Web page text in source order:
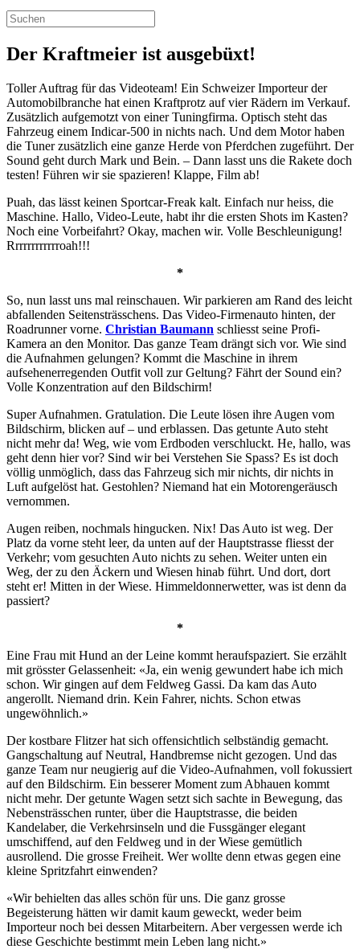
Der Kraftmeier ist ausgebüxt!
Toller Auftrag für das Videoteam! Ein Schweizer Importeur der
Automobilbranche hat einen Kraftprotz auf vier Rädern im Verkauf.
Zusätzlich aufgemotzt von einer Tuningfirma. Optisch steht das
Fahrzeug einem Indicar-500 in nichts nach. Und dem Motor haben
die Tuner zusätzlich eine ganze Herde von Pferdchen zugeführt. Der
Sound geht durch Mark und Bein. – Dann lasst uns die Rakete doch
testen! Führen wir sie spazieren! Klappe, Film ab!
Puah, das lässt keinen Sportcar-Freak kalt. Einfach nur heiss, die
Maschine. Hallo, Video-Leute, habt ihr die ersten Shots im Kasten?
Noch eine Vorbeifahrt? Okay, machen wir. Volle Beschleunigung!
Rrrrrrrrrrrroah!!!
*
So, nun lasst uns mal reinschauen. Wir parkieren am Rand des leicht
abfallenden Seitensträsschens. Das Video-Firmenauto hinten, der
Roadrunner vorne. Christian Baumann schliesst seine Profi-
Kamera an den Monitor. Das ganze Team drängt sich vor. Wie sind
die Aufnahmen gelungen? Kommt die Maschine in ihrem
aufsehenerregenden Outfit voll zur Geltung? Fährt der Sound ein?
Volle Konzentration auf den Bildschirm!
Super Aufnahmen. Gratulation. Die Leute lösen ihre Augen vom
Bildschirm, blicken auf – und erblassen. Das getunte Auto steht
nicht mehr da! Weg, wie vom Erdboden verschluckt. He, hallo, was
geht denn hier vor? Sind wir bei Verstehen Sie Spass? Es ist doch
völlig unmöglich, dass das Fahrzeug sich mir nichts, dir nichts in
Luft aufgelöst hat. Gestohlen? Niemand hat ein Motorengeräusch
vernommen.
Augen reiben, nochmals hingucken. Nix! Das Auto ist weg. Der
Platz da vorne steht leer, da unten auf der Hauptstrasse fliesst der
Verkehr; vom gesuchten Auto nichts zu sehen. Weiter unten ein
Weg, der zu den Äckern und Wiesen hinab führt. Und dort, dort
steht er! Mitten in der Wiese. Himmeldonnerwetter, was ist denn da
passiert?
*
Eine Frau mit Hund an der Leine kommt heraufspaziert. Sie erzählt
mit grösster Gelassenheit: «Ja, ein wenig gewundert habe ich mich
schon. Wir gingen auf dem Feldweg Gassi. Da kam das Auto
angerollt. Niemand drin. Kein Fahrer, nichts. Schon etwas
ungewöhnlich.»
Der kostbare Flitzer hat sich offensichtlich selbständig gemacht.
Gangschaltung auf Neutral, Handbremse nicht gezogen. Und das
ganze Team nur neugierig auf die Video-Aufnahmen, voll fokussiert
auf den Bildschirm. Ein besserer Moment zum Abhauen kommt
nicht mehr. Der getunte Wagen setzt sich sachte in Bewegung, das
Nebensträsschen runter, über die Hauptstrasse, die beiden
Kandelaber, die Verkehrsinseln und die Fussgänger elegant
umschiffend, auf den Feldweg und in der Wiese gemütlich
ausrollend. Die grosse Freiheit. Wer wollte denn etwas gegen eine
kleine Spritzfahrt einwenden?
«Wir behielten das alles schön für uns. Die ganz grosse
Begeisterung hätten wir damit kaum geweckt, weder beim
Importeur noch bei dessen Mitarbeitern. Aber vergessen werde ich
diese Geschichte bestimmt mein Leben lang nicht.»